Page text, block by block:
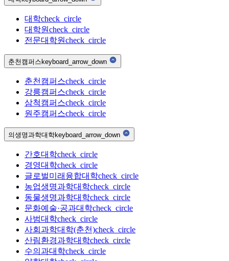
대학check_circle
대학원check_circle
전문대학원check_circle
춘천캠퍼스keyboard_arrow_down
춘천캠퍼스check_circle
강릉캠퍼스check_circle
삼척캠퍼스check_circle
원주캠퍼스check_circle
의생명과학대학keyboard_arrow_down
간호대학check_circle
경영대학check_circle
글로벌미래융합대학check_circle
농업생명과학대학check_circle
동물생명과학대학check_circle
문화예술·공과대학check_circle
사범대학check_circle
사회과학대학(춘천)check_circle
산림환경과학대학check_circle
수의과대학check_circle